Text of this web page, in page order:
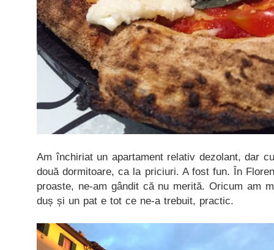
Am închiriat un apartament relativ dezolant, dar
două dormitoare, ca la priciuri. A fost fun. În
proaste, ne-am gândit că nu merită. Oricum am
duș și un pat e tot ce ne-a trebuit, practic.